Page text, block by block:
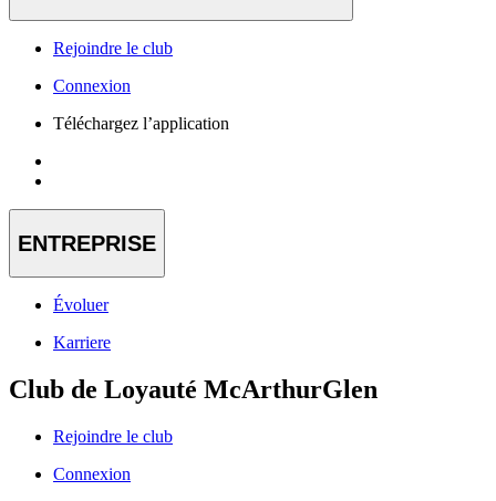
Rejoindre le club
Connexion
Téléchargez l’application
ENTREPRISE
Évoluer
Karriere
Club de Loyauté McArthurGlen
Rejoindre le club
Connexion